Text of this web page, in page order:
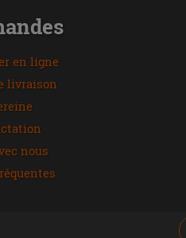
en ligne
livraison
nous